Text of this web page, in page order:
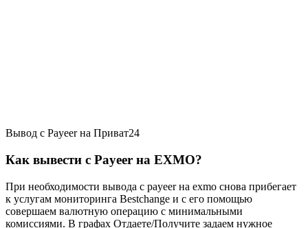
Вывод с Payeer на Приват24
Как вывести с Payeer на EXMO?
При необходимости вывода с payeer на exmo снова прибегает
к услугам мониторинга Bestchange и с его помощью
совершаем валютную операцию с минимальными
комиссиями. В графах Отдаете/Получите задаем нужное